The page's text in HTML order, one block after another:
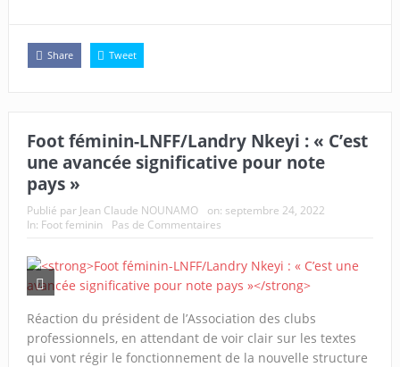
Share Tweet
Foot féminin-LNFF/Landry Nkeyi : « C’est
une avancée significative pour note
pays »
Publié par Jean Claude NOUNAMO on: septembre 24, 2022
In: Foot feminin Pas de Commentaires
Réaction du président de l’Association des clubs
professionnels, en attendant de voir clair sur les textes
qui vont régir le fonctionnement de la nouvelle structure